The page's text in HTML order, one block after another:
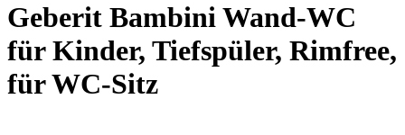
Geberit Bambini Wand-WC
für Kinder, Tiefspüler, Rimfree,
für WC-Sitz